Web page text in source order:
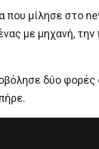
μίλησε στο
με μηχανή,
δύο